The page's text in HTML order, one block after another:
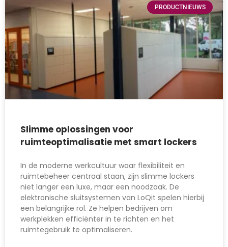
PRODUCTNIEUWS
Slimme oplossingen voor
ruimteoptimalisatie met smart lockers
In de moderne werkcultuur waar flexibiliteit en
ruimtebeheer centraal staan, zijn slimme lockers
niet langer een luxe, maar een noodzaak. De
elektronische sluitsystemen van LoQit spelen hierbij
een belangrijke rol. Ze helpen bedrijven om
werkplekken efficiënter in te richten en het
ruimtegebruik te optimaliseren.